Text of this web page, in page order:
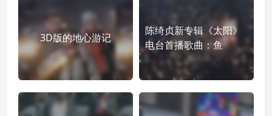
3D版的地心游记
陈绮贞新专辑《太阳》
电台首播歌曲：鱼